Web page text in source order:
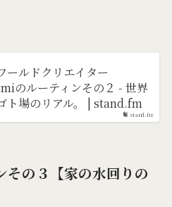
stand.fm
ールドクリエイター
のルーティンその２ - 世界
ト場のリアル。 | stand.fm
の３【家の水回りの